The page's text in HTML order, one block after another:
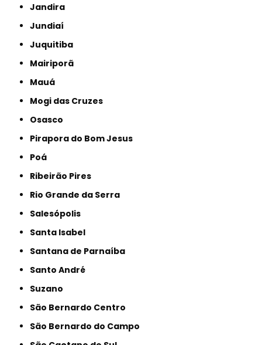
Jandira
Jundiaí
Juquitiba
Mairiporã
Mauá
Mogi das Cruzes
Osasco
Pirapora do Bom Jesus
Poá
Ribeirão Pires
Rio Grande da Serra
Salesópolis
Santa Isabel
Santana de Parnaíba
Santo André
Suzano
São Bernardo Centro
São Bernardo do Campo